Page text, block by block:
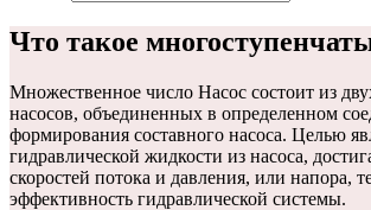
Что такое
Множественное число Насос состоит из
насосов, объединенных в определенном
формирования составного насоса. Целью
гидравлической жидкости из насоса,
скоростей потока и давления, или напора,
эффективность гидравлической системы.